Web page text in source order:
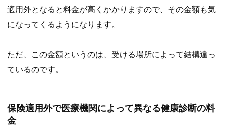
適用外となると料金が高くかかりますので、その金額も気
になってくるようになります。
ただ、この金額というのは、受ける場所によって結構違っ
ているのです。
保険適用外で医療機関によって異なる健康診断の料
金